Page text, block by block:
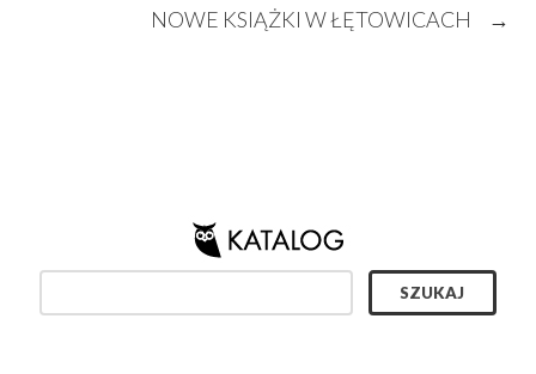
NOWE KSIĄŻKI W ŁĘTOWICACH →